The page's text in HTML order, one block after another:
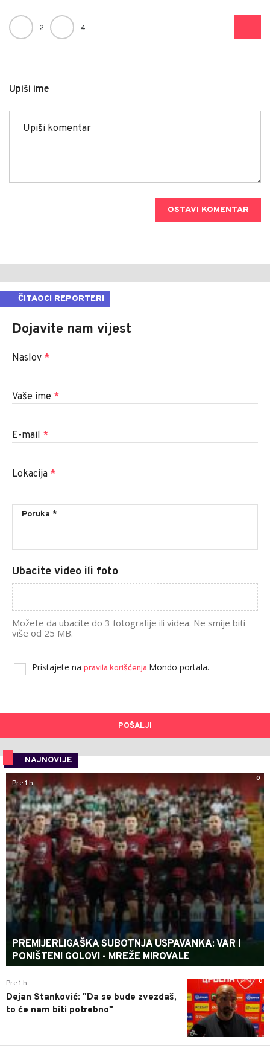
2 4
Upiši ime
OSTAVI KOMENTAR
ČITAOCI REPORTERI
Dojavite nam vijest
Naslov *
Vaše ime *
E-mail *
Lokacija *
Ubacite video ili foto
Možete da ubacite do 3 fotografije ili videa. Ne smije biti
više od 25 MB.
Pristajete na pravila korišćenja Mondo portala.
POŠALJI
NAJNOVIJE
0
Pre 1 h
PREMIJERLIGAŠKA SUBOTNJA USPAVANKA: VAR I
PONIŠTENI GOLOVI - MREŽE MIROVALE
0
Pre 1 h
Dejan Stanković: "Da se bude zvezdaš,
to će nam biti potrebno"